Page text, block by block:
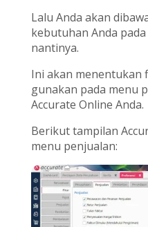
Lalu Anda akan
kebutuhan Anda pada
nantinya.
Ini akan menentukan
gunakan pada menu
Accurate Online Anda.
Berikut tampilan
menu penjualan: